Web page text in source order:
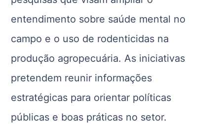
entendimento sobre saúde mental no
campo e o uso de rodenticidas na
produção agropecuária. As iniciativas
pretendem reunir informações
estratégicas para orientar políticas
públicas e boas práticas no setor.